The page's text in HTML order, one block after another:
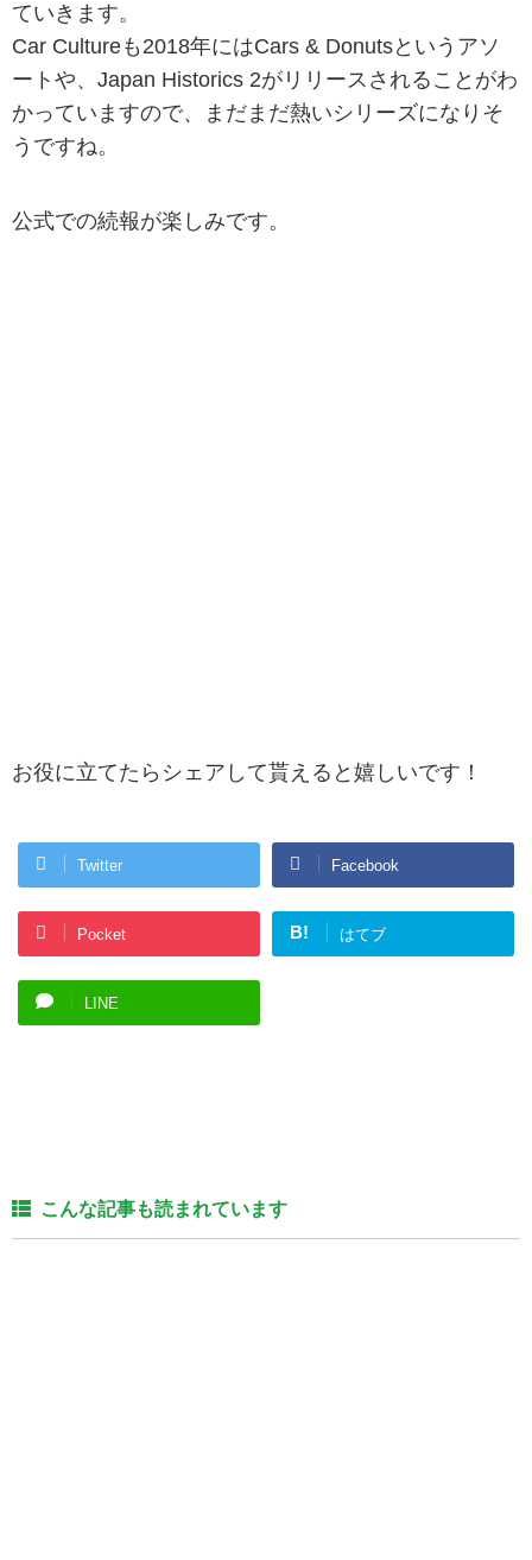
ていきます。
Car Cultureも2018年にはCars & Donutsというアソ
ートや、Japan Historics 2がリリースされることがわ
かっていますので、まだまだ熱いシリーズになりそ
うですね。
公式での続報が楽しみです。
お役に立てたらシェアして貰えると嬉しいです！
Twitter Facebook
Pocket B! はてブ
LINE
こんな記事も読まれています